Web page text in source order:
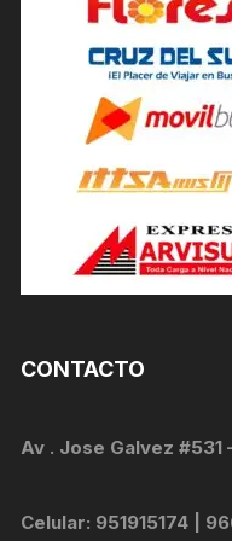
CONTACTO
Av . Jose Galvez #531
Celular: 951915174 |